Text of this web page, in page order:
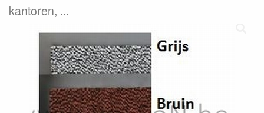
kantoren, ...